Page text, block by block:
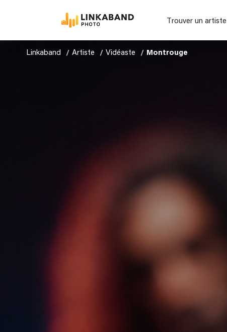
Trouver un artiste
Linkaband Artiste Vidéaste Montrouge